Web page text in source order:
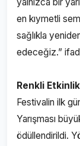
en kıymetli
sağlıkla
edeceğiz.”
Renkli
Festivalin ilk
Yarışması
ödüllendirildi.